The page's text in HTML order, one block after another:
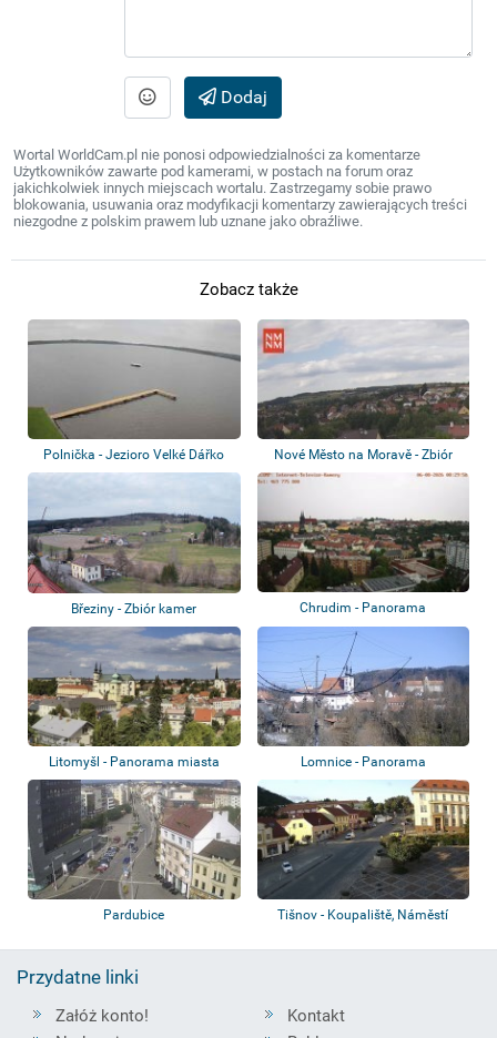
Dodaj
Wortal WorldCam.pl nie ponosi odpowiedzialności za komentarze
Użytkowników zawarte pod kamerami, w postach na forum oraz
jakichkolwiek innych miejscach wortalu. Zastrzegamy sobie prawo
blokowania, usuwania oraz modyfikacji komentarzy zawierających treści
niezgodne z polskim prawem lub uznane jako obraźliwe.
Zobacz także
Polnička - Jezioro Velké Dářko
Nové Město na Moravě - Zbiór
Březiny - Zbiór kamer Chrudim - Panorama
Litomyšl - Panorama miasta Lomnice - Panorama
Pardubice
Tišnov - Koupaliště, Náměstí
Przydatne linki
Załóż konto!
Kontakt